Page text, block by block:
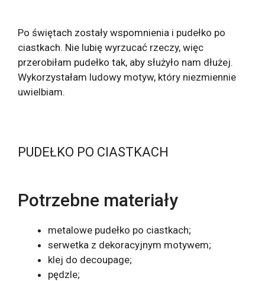
Po świętach zostały wspomnienia i pudełko po
ciastkach. Nie lubię wyrzucać rzeczy, więc
przerobiłam pudełko tak, aby służyło nam dłużej.
Wykorzystałam ludowy motyw, który niezmiennie
uwielbiam.
PUDEŁKO PO CIASTKACH
Potrzebne materiały
metalowe pudełko po ciastkach;
serwetka z dekoracyjnym motywem;
klej do decoupage;
pędzle;